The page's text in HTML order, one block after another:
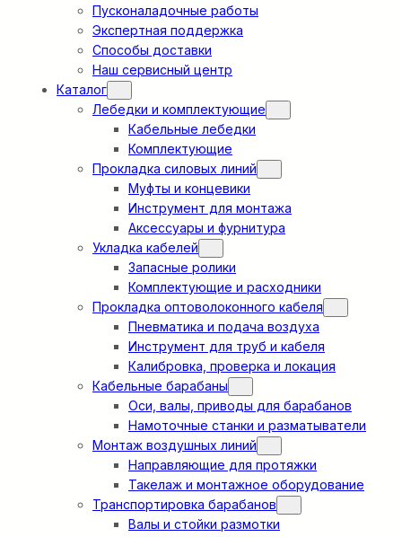
Пусконаладочные работы
Экспертная поддержка
Способы доставки
Наш сервисный центр
Каталог
Лебедки и комплектующие
Кабельные лебедки
Комплектующие
Прокладка силовых линий
Муфты и концевики
Инструмент для монтажа
Аксессуары и фурнитура
Укладка кабелей
Запасные ролики
Комплектующие и расходники
Прокладка оптоволоконного кабеля
Пневматика и подача воздуха
Инструмент для труб и кабеля
Калибровка, проверка и локация
Кабельные барабаны
Оси, валы, приводы для барабанов
Намоточные станки и разматыватели
Монтаж воздушных линий
Направляющие для протяжки
Такелаж и монтажное оборудование
Транспортировка барабанов
Валы и стойки размотки